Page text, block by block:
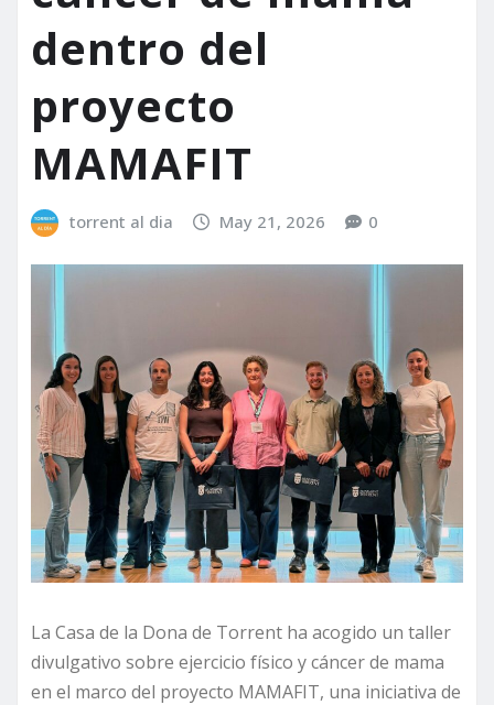
dentro del
proyecto
MAMAFIT
torrent al dia May 21, 2026 0
La Casa de la Dona de Torrent ha acogido un taller
divulgativo sobre ejercicio físico y cáncer de mama
en el marco del proyecto MAMAFIT, una iniciativa de